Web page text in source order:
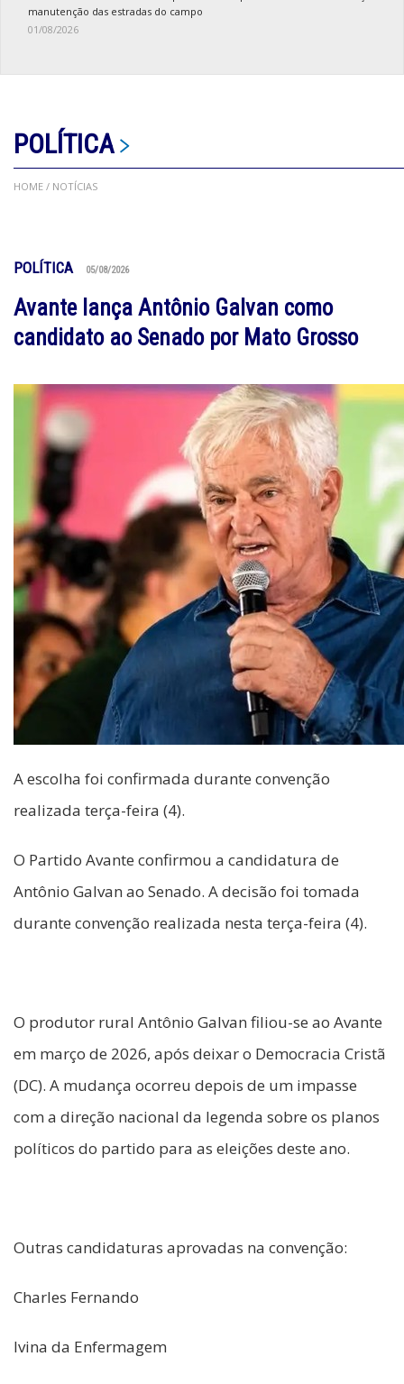
manutenção das estradas do campo
01/08/2026
POLÍTICA
HOME / NOTÍCIAS
POLÍTICA 05/08/2026
Avante lança Antônio Galvan como
candidato ao Senado por Mato Grosso
A escolha foi confirmada durante convenção
realizada terça-feira (4).
O Partido Avante confirmou a candidatura de
Antônio Galvan ao Senado. A decisão foi tomada
durante convenção realizada nesta terça-feira (4).
O produtor rural Antônio Galvan filiou-se ao Avante
em março de 2026, após deixar o Democracia Cristã
(DC). A mudança ocorreu depois de um impasse
com a direção nacional da legenda sobre os planos
políticos do partido para as eleições deste ano.
Outras candidaturas aprovadas na convenção:
Charles Fernando
Ivina da Enfermagem